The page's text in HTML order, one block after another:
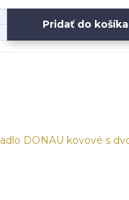
Pridať do košíka